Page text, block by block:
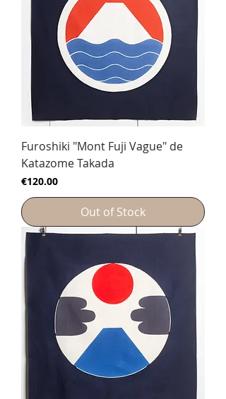
Furoshiki "Mont Fuji Vague" de
Katazome Takada
Price
€120.00
Out of Stock